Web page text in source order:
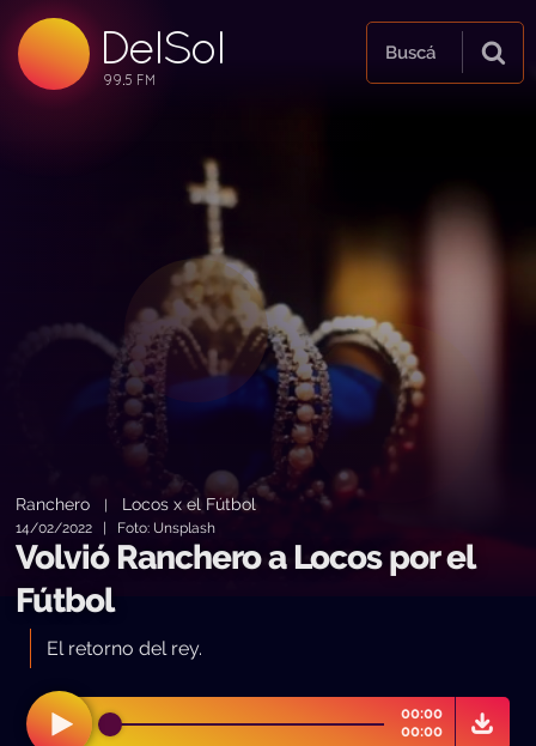
DelSol
99.5 FM
99.5 FM
99.5 FM
Buscá
Ranchero Locos x el Fútbol
14/02/2022 | Foto: Unsplash
Volvió Ranchero a Locos por el
Fútbol
El retorno del rey.
00:00
00:00